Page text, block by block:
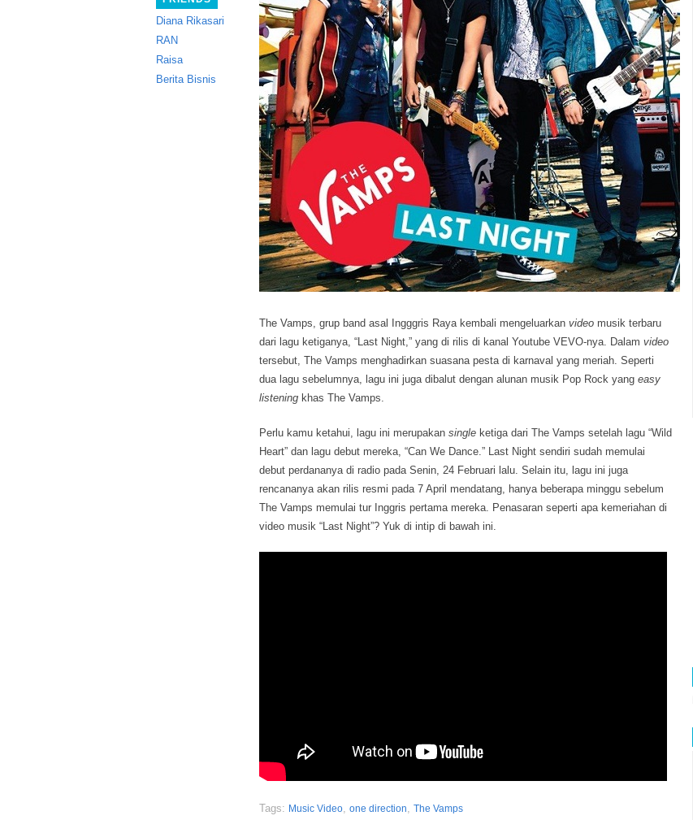
Diana Rikasari
RAN
Raisa
Berita Bisnis
The Vamps, grup band asal Ingggris Raya kembali mengeluarkan video musik terbaru
dari lagu ketiganya, “Last Night,” yang di rilis di kanal Youtube VEVO-nya. Dalam video
tersebut, The Vamps menghadirkan suasana pesta di karnaval yang meriah. Seperti
dua lagu sebelumnya, lagu ini juga dibalut dengan alunan musik Pop Rock yang easy
listening khas The Vamps.
Perlu kamu ketahui, lagu ini merupakan single ketiga dari The Vamps setelah lagu “Wild
Heart” dan lagu debut mereka, “Can We Dance.” Last Night sendiri sudah memulai
debut perdananya di radio pada Senin, 24 Februari lalu. Selain itu, lagu ini juga
rencananya akan rilis resmi pada 7 April mendatang, hanya beberapa minggu sebelum
The Vamps memulai tur Inggris pertama mereka. Penasaran seperti apa kemeriahan di
video musik “Last Night”? Yuk di intip di bawah ini.
Tags: Music Video, one direction, The Vamps